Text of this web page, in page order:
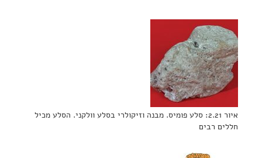
איור 2.21: סלע פומיס. מבנה וזיקולרי בסלע וולקני. הסלע מכיל
חללים רבים